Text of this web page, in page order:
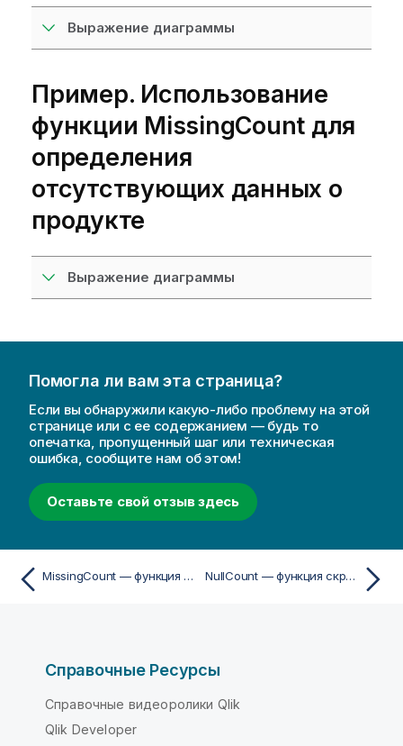
Выражение диаграммы
Пример. Использование
функции MissingCount для
определения
отсутствующих данных о
продукте
Выражение диаграммы
Помогла ли вам эта страница?
Если вы обнаружили какую-либо проблему на этой
странице или с ее содержанием — будь то
опечатка, пропущенный шаг или техническая
ошибка, сообщите нам об этом!
Оставьте свой отзыв здесь
MissingCount — функция скрипта NullCount — функция скрипта
Справочные Ресурсы
Справочные видеоролики Qlik
Qlik Developer